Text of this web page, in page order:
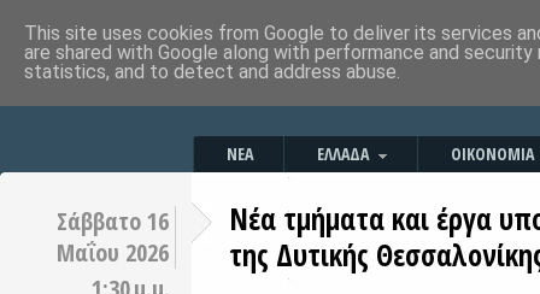
ΝΕΑ ΕΛΛΑΔΑ ΟΙΚΟΝΟΜΙΑ
Σάββατο 16
Μαΐου 2026
Νέα τμήματα και έργα
της Δυτικής
This site uses cookies from Google to deliver its services
are shared with Google along with performance and
statistics, and to detect and address abuse.